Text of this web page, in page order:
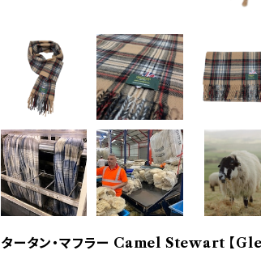
タータン・マフラー Camel Stewart 【